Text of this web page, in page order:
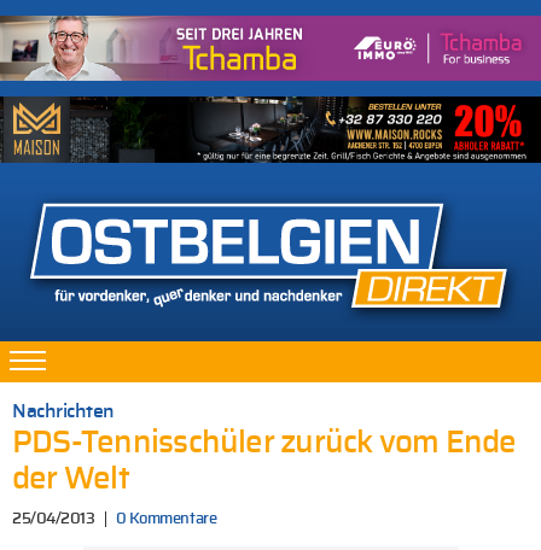
Nachrichten
PDS-Tennisschüler zurück vom Ende
der Welt
25/04/2013 0 Kommentare